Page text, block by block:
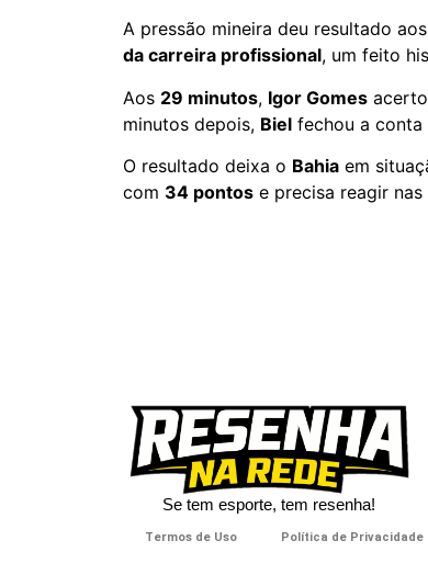
A pressão mineira deu resultado aos
da carreira profissional, um feito
Aos 29 minutos, Igor Gomes
minutos depois, Biel fechou a
O resultado deixa o Bahia em
com 34 pontos e precisa reagir
Se tem esporte, tem resenha!​
Termos de Uso Política de Privacidade